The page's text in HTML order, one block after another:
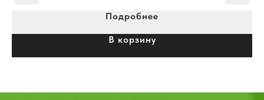
Подробнее
В корзину